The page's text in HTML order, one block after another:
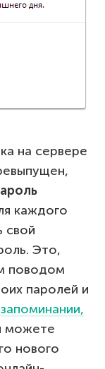
на сервере
каждого
свой
Это,
поводом
паролей и
можете
нового